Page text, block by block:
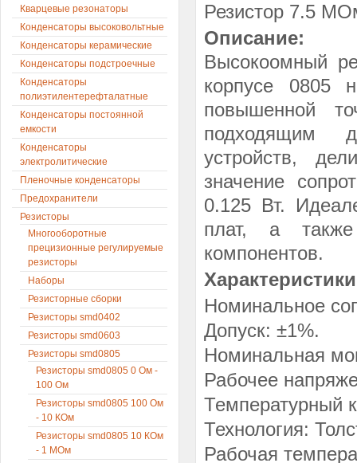
Резистор 7.5
Описание:
Высокоомный
корпусе 0805
повышенной
подходящим
устройств,
значение
0.125 Вт.
плат, а
компонентов.
Номинальное
Допуск: ±1%.
Номинальная
Рабочее
Температурный
Технология:
Рабочая
Кварцевые резонаторы
Конденсаторы высоковольтные
Конденсаторы керамические
Конденсаторы подстроечные
Конденсаторы
полиэтилентерефталатные
Конденсаторы постоянной
емкости
Конденсаторы
электролитические
Пленочные конденсаторы
Предохранители
Резисторы
Многооборотные
прецизионные регулируемые
резисторы
Наборы
Резисторные сборки
Резисторы smd0402
Резисторы smd0603
Резисторы smd0805
Резисторы smd0805 0 Ом -
100 Ом
Резисторы smd0805 100 Ом
- 10 КОм
Резисторы smd0805 10 КОм
- 1 МОм